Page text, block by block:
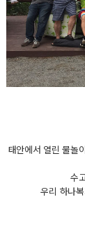
태안에서 열린 물놀
수
우리 하나